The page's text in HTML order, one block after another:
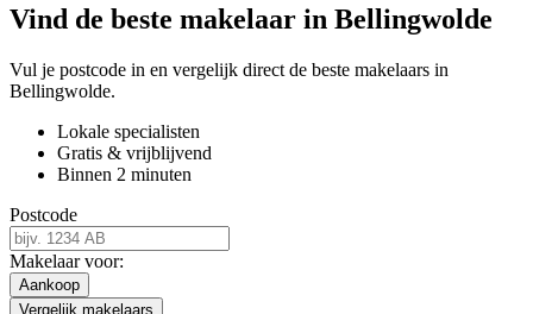
Vind de beste makelaar in Bellingwolde
Vul je postcode in en vergelijk direct de beste makelaars in
Bellingwolde.
Lokale specialisten
Gratis & vrijblijvend
Binnen 2 minuten
Postcode
Makelaar voor:
Aankoop
Vergelijk makelaars